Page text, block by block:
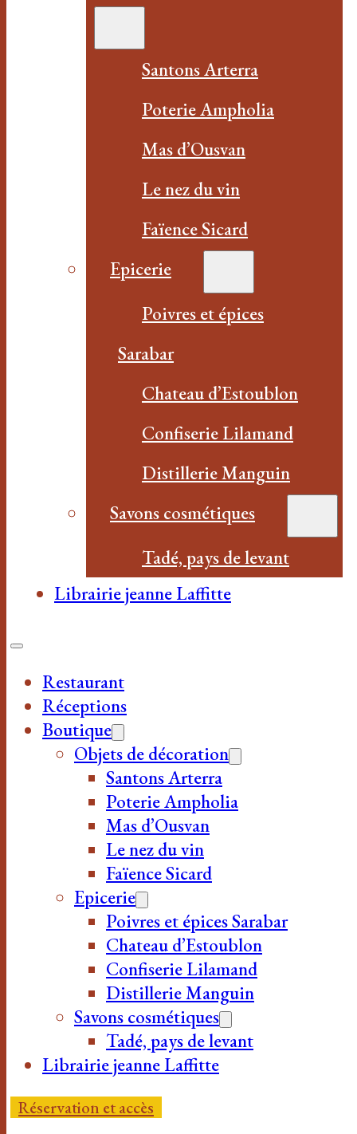
Santons Arterra
Poterie Ampholia
Mas d’Ousvan
Le nez du vin
Faïence Sicard
Epicerie
Poivres et épices
Sarabar
Chateau d’Estoublon
Confiserie Lilamand
Distillerie Manguin
Savons cosmétiques
Tadé, pays de levant
Librairie jeanne Laffitte
Restaurant
Réceptions
Boutique
Objets de décoration
Santons Arterra
Poterie Ampholia
Mas d’Ousvan
Le nez du vin
Faïence Sicard
Epicerie
Poivres et épices Sarabar
Chateau d’Estoublon
Confiserie Lilamand
Distillerie Manguin
Savons cosmétiques
Tadé, pays de levant
Librairie jeanne Laffitte
Réservation et accès